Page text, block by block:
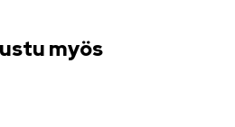
myös